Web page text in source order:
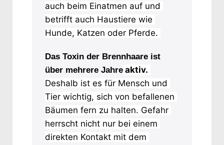
auch beim Einatmen auf und
betrifft auch Haustiere wie
Hunde, Katzen oder Pferde.
Das Toxin der Brennhaare ist
über mehrere Jahre aktiv.
Deshalb ist es für Mensch und
Tier wichtig, sich von befallenen
Bäumen fern zu halten. Gefahr
herrscht nicht nur bei einem
direkten Kontakt mit dem